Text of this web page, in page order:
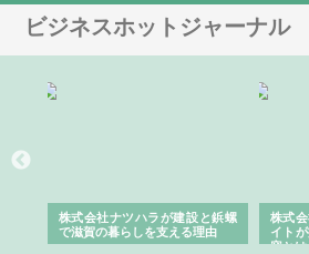
ビジネスホットジャーナル
株式会社ナツハラが建設と鋲螺
で滋賀の暮らしを支える理由
株式
イト
容とは